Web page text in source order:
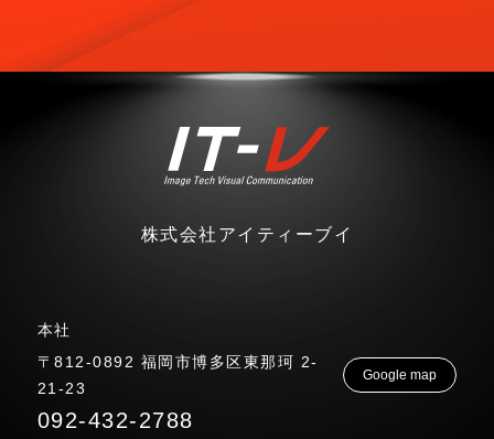
株式会社アイティーブイ
本社
〒812-0892 福岡市博多区東那珂 2-
21-23
Google map
092-432-2788